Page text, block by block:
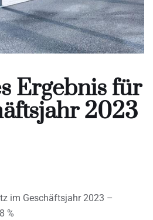
Ergebnis für
2023
im Geschäftsjahr 2023 –
%